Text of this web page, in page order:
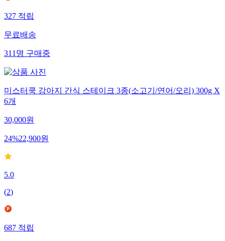
327적립
무료배송
311명구매중
미스터쿡 강아지 간식 스테이크 3종(소고기/연어/오리) 300g X
6개
30,000원
24%22,900원
5.0
(2)
687적립